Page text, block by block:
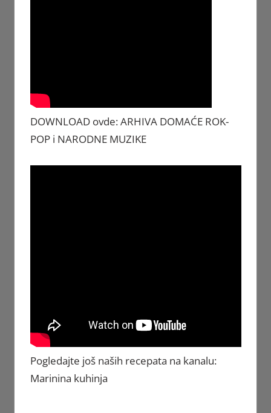
DOWNLOAD ovde: ARHIVA DOMAĆE ROK-
POP i NARODNE MUZIKE
Pogledajte još naših recepata na kanalu:
Marinina kuhinja